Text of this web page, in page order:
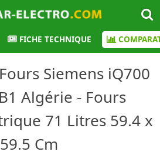
FICHE TECHNIQUE
Siemens iQ700
Algérie - Fours
71 Litres 59.4 x
59.5 Cm